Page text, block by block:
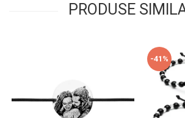
PRODUSE
-41%